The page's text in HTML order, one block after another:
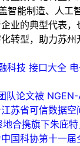
智能制造、人工
业的典型代表
转型，助力苏州
科技 接口大全
队论文被
苏省可信数据空
合携旗下朱庇
国科协第十一届